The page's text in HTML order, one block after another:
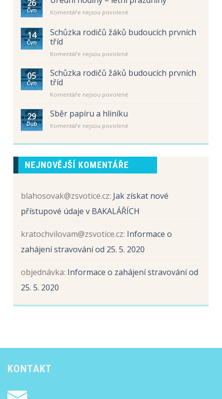
názvem
do
rok
26
Čvn Komentáře nejsou povolené
s
názvem
letní
14
Čvn
Schůzka rodičů žáků budoucích prvních
tříd
Komentáře nejsou povolené
s
05
Čvn
Schůzka rodičů žáků budoucích prvních
tříd
Komentáře nejsou povolené
žáků
prvních
tříd
29
Dub
Sběr papíru a hliníku
Komentáře nejsou povolené
s
Sběr
papíru
a
NEJNOVĚJŠÍ KOMENTÁŘE
blahosovak@zsvotice.cz: Jak získat nové
přístupové údaje v BAKALÁŘÍCH
kratochvilovam@zsvotice.cz: Informace o
zahájení stravování od 25. 5. 2020
objednávka: Informace o zahájení stravování od
25. 5. 2020
KONTAKT